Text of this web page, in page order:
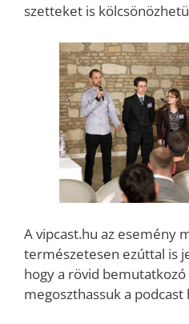
szetteket is
A vipcast.hu az esemény
természetesen ezúttal is
hogy a rövid
megoszthassuk a podcast